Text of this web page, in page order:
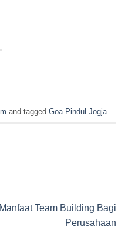
and tagged Goa Pindul Jogja.
Manfaat Team Building Bagi
Perusahaan